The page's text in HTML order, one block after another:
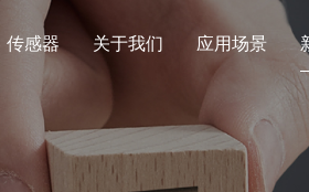
传感器 关于我们 应用场景